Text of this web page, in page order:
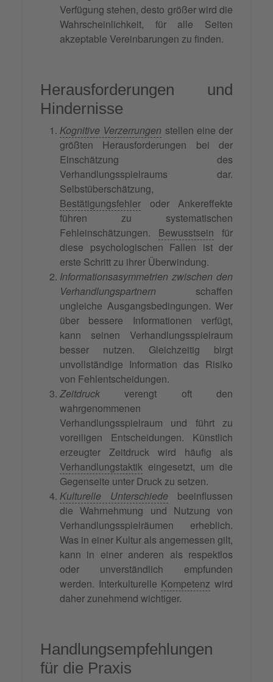
Verfügung stehen, desto größer wird die
Wahrscheinlichkeit, für alle Seiten
akzeptable Vereinbarungen zu finden.
Herausforderungen und
Hindernisse
Kognitive Verzerrungen stellen eine der
größten Herausforderungen bei der
Einschätzung des
Verhandlungsspielraums dar.
Selbstüberschätzung,
Bestätigungsfehler oder Ankereffekte
führen zu systematischen
Fehleinschätzungen. Bewusstsein für
diese psychologischen Fallen ist der
erste Schritt zu ihrer Überwindung.
Informationsasymmetrien zwischen den
Verhandlungspartnern schaffen
ungleiche Ausgangsbedingungen. Wer
über bessere Informationen verfügt,
kann seinen Verhandlungsspielraum
besser nutzen. Gleichzeitig birgt
unvollständige Information das Risiko
von Fehlentscheidungen.
Zeitdruck verengt oft den
wahrgenommenen
Verhandlungsspielraum und führt zu
voreiligen Entscheidungen. Künstlich
erzeugter Zeitdruck wird häufig als
Verhandlungstaktik eingesetzt, um die
Gegenseite unter Druck zu setzen.
Kulturelle Unterschiede beeinflussen
die Wahrnehmung und Nutzung von
Verhandlungsspielräumen erheblich.
Was in einer Kultur als angemessen gilt,
kann in einer anderen als respektlos
oder unverständlich empfunden
werden. Interkulturelle Kompetenz wird
daher zunehmend wichtiger.
Handlungsempfehlungen
für die Praxis